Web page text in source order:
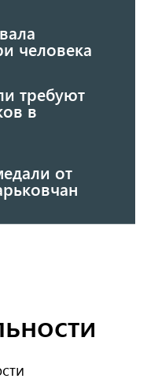
человека
требуют
в
от